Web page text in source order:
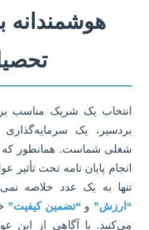
هوشمندانه
انتخاب یک شریک مناسب
بردسیر، یک
شغلی شماست. همانطور که
انجام پایان نامه تحت تأثیر
تنها به یک عدد خلاصه
“ارزش” و “تضمین کیفیت”
می‌کنید. با آگاهی از این